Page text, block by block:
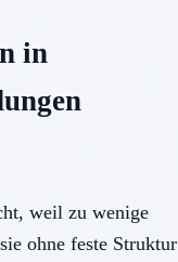
in
weil zu wenige
ohne feste Struktur